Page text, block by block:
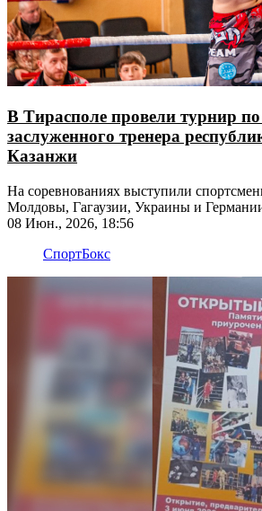
В Тирасполе провели турнир
заслуженного тренера
Казанжи
На соревнованиях выступили
Молдовы, Гагаузии, Украины и
08 Июн., 2026, 18:56
СпортБокс